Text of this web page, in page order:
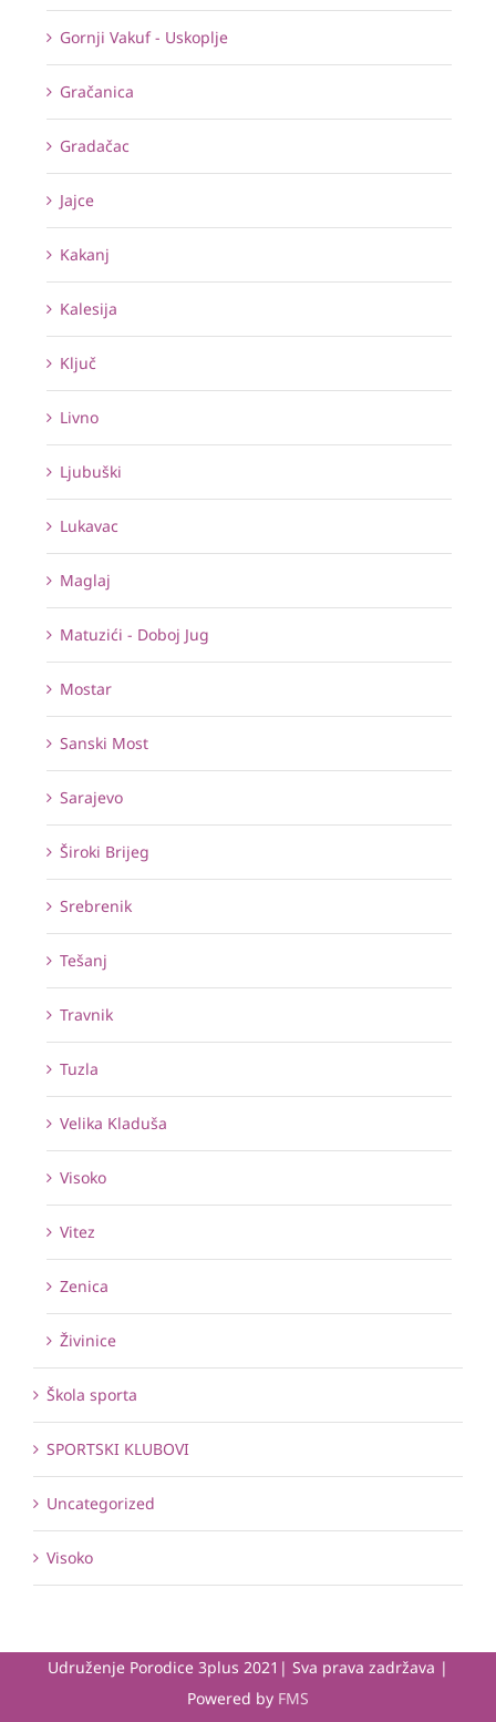
Gornji Vakuf - Uskoplje
Gračanica
Gradačac
Jajce
Kakanj
Kalesija
Ključ
Livno
Ljubuški
Lukavac
Maglaj
Matuzići - Doboj Jug
Mostar
Sanski Most
Sarajevo
Široki Brijeg
Srebrenik
Tešanj
Travnik
Tuzla
Velika Kladuša
Visoko
Vitez
Zenica
Živinice
Škola sporta
SPORTSKI KLUBOVI
Uncategorized
Visoko
Udruženje Porodice 3plus 2021| Sva prava zadržava |
Powered by FMS